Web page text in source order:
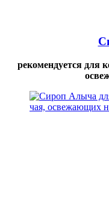
рекомендуется для